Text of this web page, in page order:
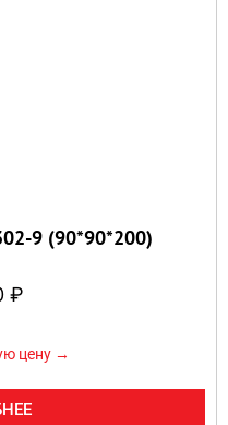
9 (90*90*200)
₽
цену →